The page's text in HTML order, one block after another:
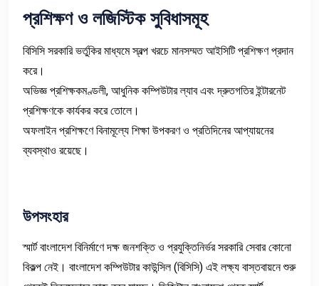
প্রশিক্ষণ ও লজিস্টিক সুবিধাসমূহ
বিসিসি সরকারি ভর্তুকির মাধ্যমে স্বল্প খরচে মানসম্মত আইসিটি প্রশিক্ষণ প্রদান
করে।
অভিজ্ঞ প্রশিক্ষকমণ্ডলী, আধুনিক কম্পিউটার ল্যাব এবং দ্রুতগতির ইন্টারনেট
প্রশিক্ষণকে কার্যকর করে তোলে।
অফলাইন প্রশিক্ষণে বিনামূল্যে শিক্ষা উপকরণ ও প্রতিদিনের আপ্যায়নের
ব্যবস্থাও রয়েছে।
উপসংহার
স্মার্ট বাংলাদেশ বিনির্মাণে দক্ষ জনশক্তি ও প্রযুক্তিনির্ভর সরকারি সেবার কোনো
বিকল্প নেই। বাংলাদেশ কম্পিউটার কাউন্সিল (বিসিসি) এই লক্ষ্য বাস্তবায়নে শুরু